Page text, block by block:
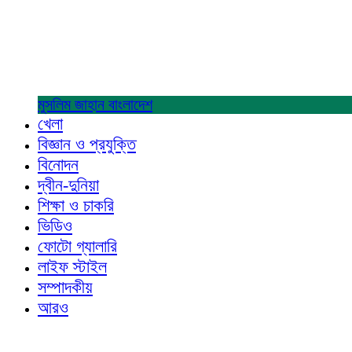
মুসলিম জাহান বাংলাদেশ
খেলা
বিজ্ঞান ও প্রযুক্তি
বিনোদন
দ্বীন-দুনিয়া
শিক্ষা ও চাকরি
ভিডিও
ফোটো গ্যালারি
লাইফ স্টাইল
সম্পাদকীয়
আরও